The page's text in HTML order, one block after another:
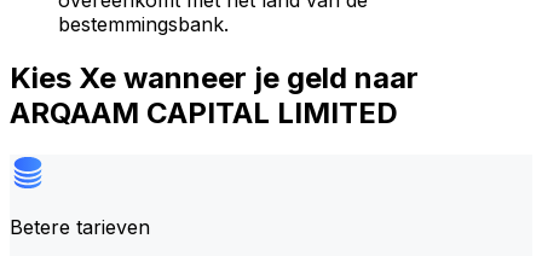
bestemmingsbank.
Kies Xe wanneer je geld naar
ARQAAM CAPITAL LIMITED
Betere tarieven